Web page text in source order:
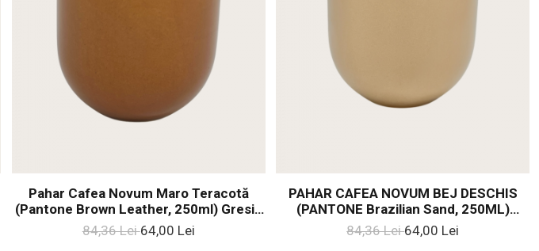
Pahar Cafea Novum Maro Teracotă
(Pantone Brown Leather, 250ml) Gresie
Glazuratã Manual
84,36 Lei64,00 Lei
PAHAR CAFEA NOVUM BEJ DESCHIS
(PANTONE Brazilian Sand, 250ML)
GRESIE GLAZURATÃ MANUAL
84,36 Lei64,00 Lei